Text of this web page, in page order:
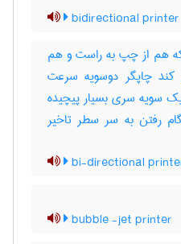
bidirectional printer
هم از چپ به راست و هم
چاپگر دوسویه سرعت
سویه سری بسیار پیچیده
رفتن به سر سطر تاخیر
bi-directional
bubble -jet printer